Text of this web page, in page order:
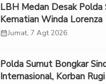
LBH Medan Desak Polda
Kematian Winda Lorenza
calendar_monthJumat, 7 Agt 2026
Polda Sumut Bongkar
Internasional, Korban